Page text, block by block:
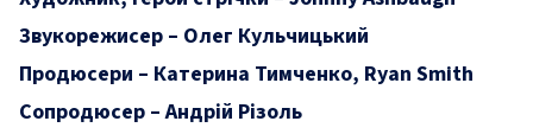
Звукорежисер – Олег Кульчицький
Продюсери – Катерина Тимченко, Ryan Smith
Сопродюсер – Андрій Різоль